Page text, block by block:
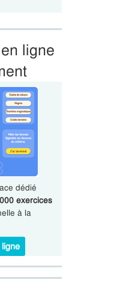
ligne
dédié
exercices
à la